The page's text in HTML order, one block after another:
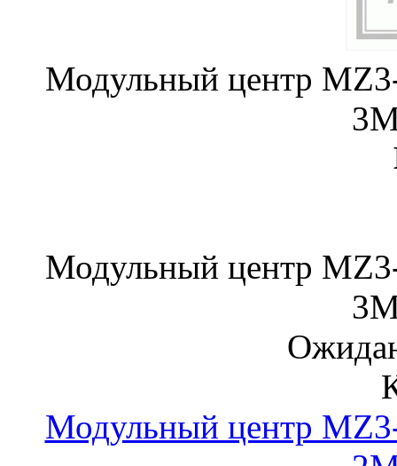
Модульный центр
Модульный центр
Модульный центр